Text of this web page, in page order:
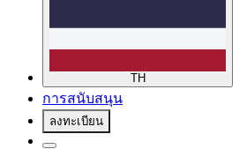
TH
การสนับสนุน
ลงทะเบียน